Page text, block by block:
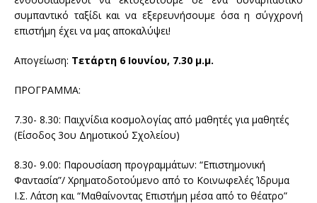
συμπαντικό ταξίδι και να εξερευνήσουμε όσα η σύγχρονή
επιστήμη έχει να μας αποκαλύψει!
Απογείωση: Τετάρτη 6 Ιουνίου, 7.30 μ.μ.
ΠΡΟΓΡΑΜΜΑ:
7.30- 8.30: Παιχνίδια κοσμολογίας από μαθητές για μαθητές
(Είσοδος 3ου Δημοτικού Σχολείου)
8.30- 9.00: Παρουσίαση προγραμμάτων: “Επιστημονική
Φαντασία”/ Χρηματοδοτούμενο από το Κοινωφελές Ίδρυμα
Ι.Σ. Λάτση και “Μαθαίνοντας Επιστήμη μέσα από το θέατρο”